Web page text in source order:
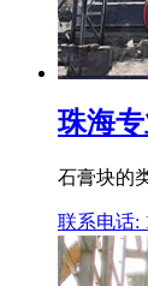
珠海
石膏块的
联系电话: